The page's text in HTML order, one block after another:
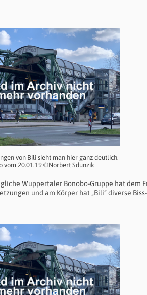
von Bili sieht man hier ganz deutlich.
vom 20.01.19 ©Norbert Sdunzik
Wuppertaler Bonobo-Gruppe hat dem
und am Körper hat „Bili“ diverse